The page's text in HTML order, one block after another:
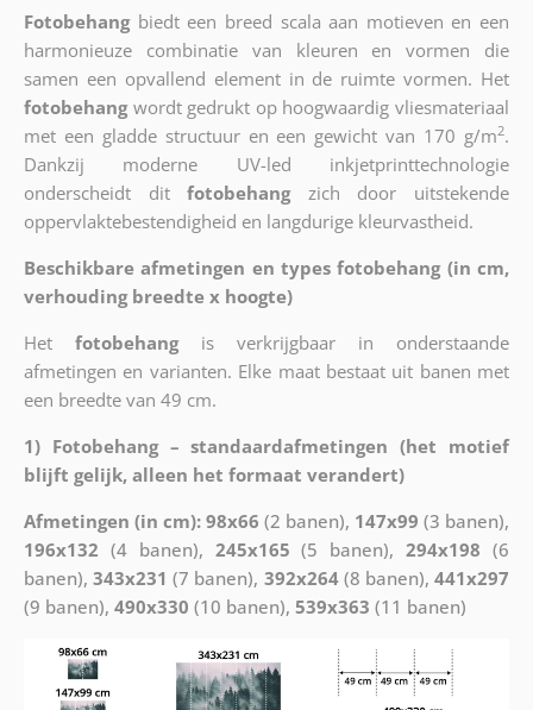
Fotobehangbiedt een breed scala aan motieven en een
harmonieuze combinatie van kleuren en vormen die
samen een opvallend element in de ruimte vormen. Het
fotobehangwordt gedrukt op hoogwaardig vliesmateriaal
met een gladde structuur en een gewicht van 170 g/m2.
Dankzij moderne UV-led inkjetprinttechnologie
onderscheidt ditfotobehangzich door uitstekende
oppervlaktebestendigheid en langdurige kleurvastheid.
Beschikbare afmetingen en types fotobehang (in cm,
verhouding breedte x hoogte)
Het fotobehangis verkrijgbaar in onderstaande
afmetingen en varianten. Elke maat bestaat uit banen met
een breedte van 49 cm.
1) Fotobehang – standaardafmetingen (het motief
blijft gelijk, alleen het formaat verandert)
Afmetingen (in cm): 98x66 (2 banen), 147x99 (3 banen),
196x132 (4 banen), 245x165 (5 banen),294x198 (6
banen),343x231 (7 banen), 392x264(8 banen),441x297
(9 banen), 490x330 (10 banen), 539x363 (11 banen)